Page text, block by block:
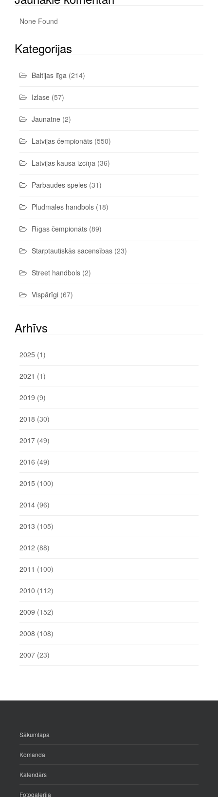
None Found
Kategorijas
Baltijas līga (214)
Izlase (57)
Jaunatne (2)
Latvijas čempionāts (550)
Latvijas kausa izcīņa (36)
Pārbaudes spēles (31)
Pludmales handbols (18)
Rīgas čempionāts (89)
Starptautiskās sacensības (23)
Street handbols (2)
Vispārīgi (67)
Arhīvs
2025 (1)
2021 (1)
2019 (9)
2018 (30)
2017 (49)
2016 (49)
2015 (100)
2014 (96)
2013 (105)
2012 (88)
2011 (100)
2010 (112)
2009 (152)
2008 (108)
2007 (23)
Sākumlapa
Komanda
Kalendārs
Fotogalerija